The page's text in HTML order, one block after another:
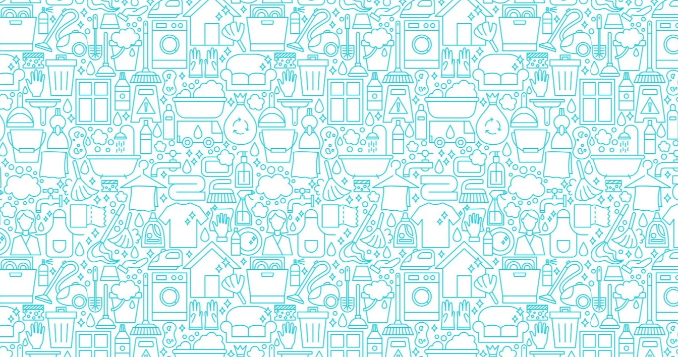
Betisoare
Detergent Bebelusi
Detergent Bebelusi Ariel
Sampon Bebelusi
Pasta de dinti *B*
Periuta De Dinti *B*
Periuta de Dinti Electrica Copii
Periuta de Dinti Oral B
Gel de Dus Bebelusi
Ingrijire Adulti
Scutece Adulti
Servetele Umede Adulti
Ingrijire Personala
Cosmetice
Absorbante
Absorbante & Tampoane
Tampoane
Pasta De Dinti
Cosmetice
Deodorante
Creme
Ingrijire Unghii
Machiaje/Pensule
Sapun
Sapun Solid